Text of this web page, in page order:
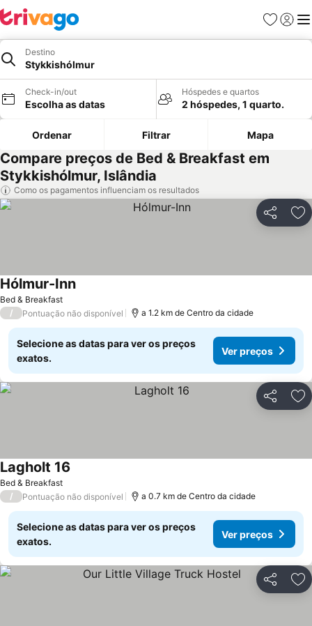
Favoritos
Iniciar
Destino
Stykkishólmur
Check-in/out
Escolha as datas
Hóspedes e quartos
2 hóspedes, 1 quarto.
Ordenar Filtrar Mapa
Compare preços de Bed & Breakfast em
Stykkishólmur, Islândia
Como os pagamentos influenciam os resultados
Partilhar
Bed & Breakfast
Hólmur-Inn
/ Pontuação não disponível a 1.2 km de Centro da cidade
Selecione as datas para ver os preços
exatos.
Ver preços
Partilhar
Bed & Breakfast
Lagholt 16
/ Pontuação não disponível a 0.7 km de Centro da cidade
Selecione as datas para ver os preços
exatos.
Ver preços
Partilhar